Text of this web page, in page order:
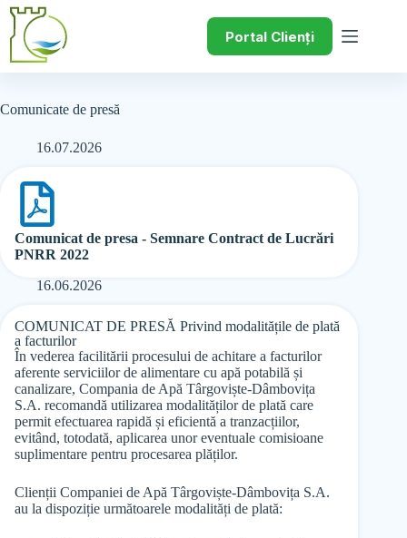
Portal Clienți
Comunicate de presă
16.07.2026
Comunicat de presa - Semnare Contract de Lucrări
PNRR 2022
16.06.2026
COMUNICAT DE PRESĂ Privind modalitățile de plată
a facturilor
În vederea facilitării procesului de achitare a facturilor
aferente serviciilor de alimentare cu apă potabilă și
canalizare, Compania de Apă Târgoviște-Dâmbovița
S.A. recomandă utilizarea modalităților de plată care
permit efectuarea rapidă și eficientă a tranzacțiilor,
evitând, totodată, aplicarea unor eventuale comisioane
suplimentare pentru procesarea plăților.
Clienții Companiei de Apă Târgoviște-Dâmbovița S.A.
au la dispoziție următoarele modalități de plată: